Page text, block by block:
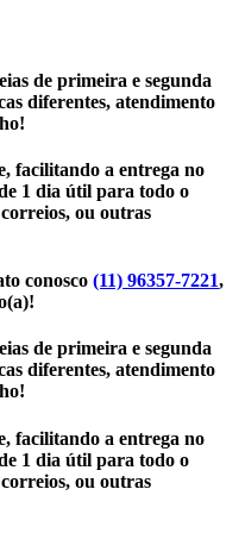
de primeira e segunda
diferentes, atendimento
facilitando a entrega no
1 dia útil para todo o
ou outras
conosco (11) 96357-7221,
de primeira e segunda
diferentes, atendimento
facilitando a entrega no
1 dia útil para todo o
ou outras